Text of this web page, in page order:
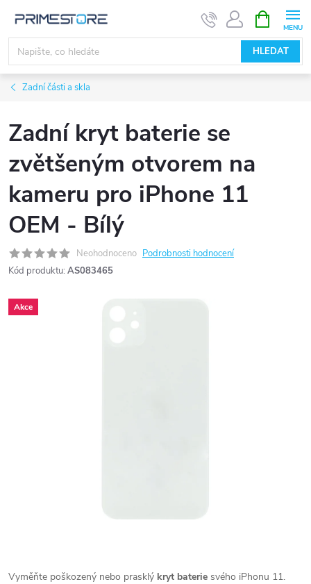
obsah
HLEDAT
NÁKUPNÍ
KOŠÍK
Zadní části a skla
Zadní kryt baterie se
zvětšeným otvorem na
kameru pro iPhone 11
OEM - Bílý
Neohodnoceno Podrobnosti hodnocení
Kód produktu: AS083465
Akce
Vyměňte poškozený nebo prasklý kryt baterie svého iPhonu 11.